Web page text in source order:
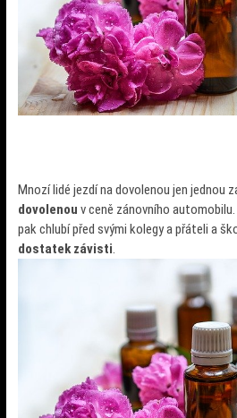
Mnozí lidé jezdí na dovolenou jen jednou
dovolenou v ceně zánovního
pak chlubí před svými kolegy a přáteli a
dostatek závisti.